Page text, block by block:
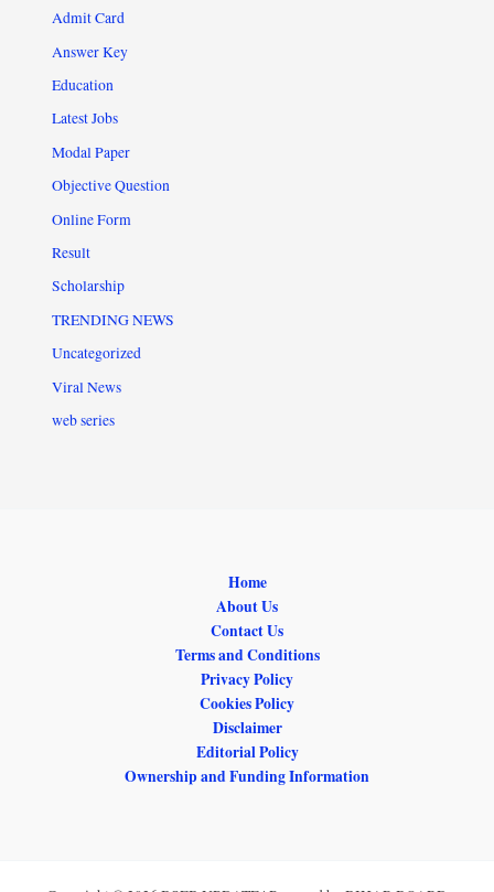
Admit Card
Answer Key
Education
Latest Jobs
Modal Paper
Objective Question
Online Form
Result
Scholarship
TRENDING NEWS
Uncategorized
Viral News
web series
Home
About Us
Contact Us
Terms and Conditions
Privacy Policy
Cookies Policy
Disclaimer
Editorial Policy
Ownership and Funding Information